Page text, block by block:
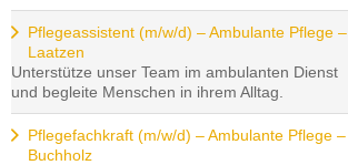
Pflegeassistent (m/w/d) – Ambulante Pflege –
Laatzen
Unterstütze unser Team im ambulanten Dienst
und begleite Menschen in ihrem Alltag.
Pflegefachkraft (m/w/d) – Ambulante Pflege –
Buchholz